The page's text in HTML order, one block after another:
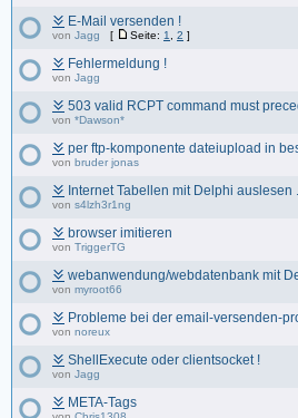
E-Mail versenden !
von Jagg [ Seite: 1 2 ]
Fehlermeldung !
von Jagg
503 valid RCPT command must
von *Dawson*
per ftp-komponente dateiupload in
von bruder jonas
Internet Tabellen mit Delphi auslesen
von s4lzh3r1ng
browser imitieren
von TriggerTG
webanwendung/webdatenbank mit
von myroot66
Probleme bei der email-versenden-
von noreux
ShellExecute oder clientsocket !
von Jagg
META-Tags